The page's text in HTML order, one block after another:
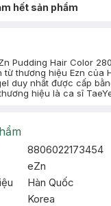
hết sản phẩm
Pudding Hair Color
thương hiệu Ezn của
duy nhất được cấp
hiệu là ca sĩ
8806022173454
eZn
Hàn Quốc
Korea